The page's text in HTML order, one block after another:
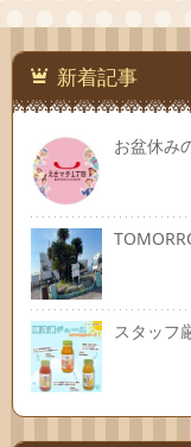
新着記事
お盆休み
スタッフ